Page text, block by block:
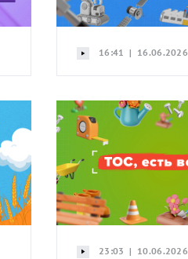
16:41 | 16.06.2026
23:03 | 10.06.2026